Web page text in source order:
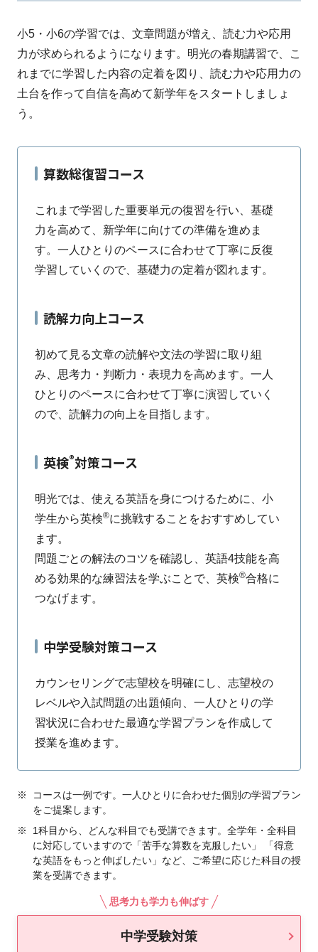
小5・小6の学習では、文章問題が増え、読む力や応用
力が求められるようになります。明光の春期講習で、こ
れまでに学習した内容の定着を図り、読む力や応用力の
土台を作って自信を高めて新学年をスタートしましょ
う。
算数総復習コース
これまで学習した重要単元の復習を行い、基礎
力を高めて、新学年に向けての準備を進めま
す。一人ひとりのペースに合わせて丁寧に反復
学習していくので、基礎力の定着が図れます。
読解力向上コース
初めて見る文章の読解や文法の学習に取り組
み、思考力・判断力・表現力を高めます。一人
ひとりのペースに合わせて丁寧に演習していく
ので、読解力の向上を目指します。
英検®対策コース
明光では、使える英語を身につけるために、小
学生から英検®に挑戦することをおすすめしてい
ます。
問題ごとの解法のコツを確認し、英語4技能を高
める効果的な練習法を学ぶことで、英検®合格に
つなげます。
中学受験対策コース
カウンセリングで志望校を明確にし、志望校の
レベルや入試問題の出題傾向、一人ひとりの学
習状況に合わせた最適な学習プランを作成して
授業を進めます。
※
コースは一例です。一人ひとりに合わせた個別の学習プラン
をご提案します。
※
1科目から、どんな科目でも受講できます。全学年・全科目
に対応していますので「苦手な算数を克服したい」 「得意
な英語をもっと伸ばしたい」など、ご希望に応じた科目の授
業を受講できます。
思考力も学力も伸ばす
中学受験対策